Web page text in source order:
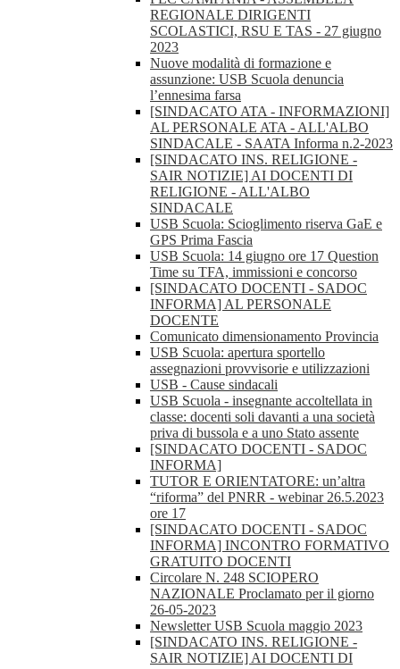
REGIONALE DIRIGENTI
SCOLASTICI, RSU E TAS - 27 giugno
2023
Nuove modalità di formazione e
assunzione: USB Scuola denuncia
l’ennesima farsa
[SINDACATO ATA - INFORMAZIONI]
AL PERSONALE ATA - ALL'ALBO
SINDACALE - SAATA Informa n.2-2023
[SINDACATO INS. RELIGIONE -
SAIR NOTIZIE] AI DOCENTI DI
RELIGIONE - ALL'ALBO
SINDACALE
USB Scuola: Scioglimento riserva GaE e
GPS Prima Fascia
USB Scuola: 14 giugno ore 17 Question
Time su TFA, immissioni e concorso
[SINDACATO DOCENTI - SADOC
INFORMA] AL PERSONALE
DOCENTE
Comunicato dimensionamento Provincia
USB Scuola: apertura sportello
assegnazioni provvisorie e utilizzazioni
USB - Cause sindacali
USB Scuola - insegnante accoltellata in
classe: docenti soli davanti a una società
priva di bussola e a uno Stato assente
[SINDACATO DOCENTI - SADOC
INFORMA]
TUTOR E ORIENTATORE: un’altra
“riforma” del PNRR - webinar 26.5.2023
ore 17
[SINDACATO DOCENTI - SADOC
INFORMA] INCONTRO FORMATIVO
GRATUITO DOCENTI
Circolare N. 248 SCIOPERO
NAZIONALE Proclamato per il giorno
26-05-2023
Newsletter USB Scuola maggio 2023
[SINDACATO INS. RELIGIONE -
SAIR NOTIZIE] AI DOCENTI DI